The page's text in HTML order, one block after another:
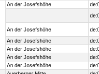
An der Josefshöhe
An der Josefshöhe
An der Josefshöhe
An der Josefshöhe
An der Josefshöhe
An der Josefshöhe